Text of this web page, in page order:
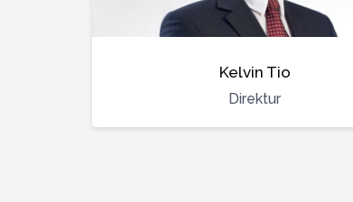
Kelvin Tio
Direktur